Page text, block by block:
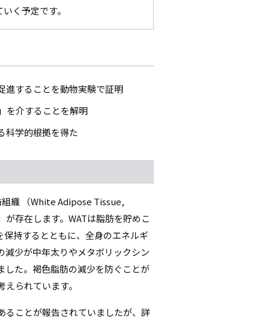
く予定です。
進することを動物実験で証明
を介することを解明
科学的根拠を得た
織 （White Adipose Tissue,
存在します。WATは脂肪を貯めこ
持するとともに、全身のエネルギ
少が中年太りやメタボリックシン
した。褐色脂肪の減少を防ぐことが
られています。
ることが報告されていましたが、詳